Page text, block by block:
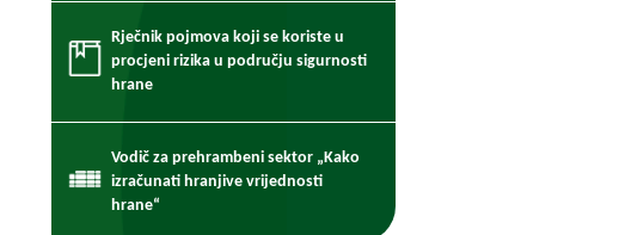
Rječnik pojmova koji se koriste u
procjeni rizika u području sigurnosti
hrane
Vodič za prehrambeni sektor „Kako
izračunati hranjive vrijednosti
hrane“